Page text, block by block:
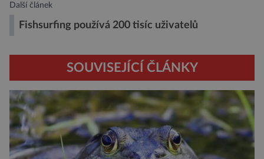
Další článek
Fishsurfing používá 200 tisíc uživatelů
SOUVISEJÍCÍ ČLÁNKY